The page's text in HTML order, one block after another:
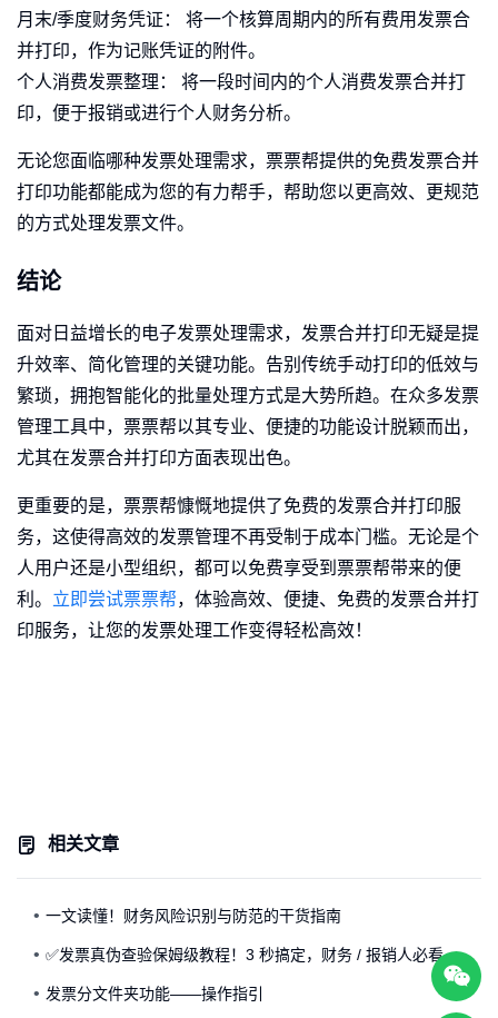
月末/季度财务凭证： 将一个核算周期内的所有费用发票合
并打印，作为记账凭证的附件。
个人消费发票整理： 将一段时间内的个人消费发票合并打
印，便于报销或进行个人财务分析。
无论您面临哪种发票处理需求，票票帮提供的免费发票合并
打印功能都能成为您的有力帮手，帮助您以更高效、更规范
的方式处理发票文件。
结论
面对日益增长的电子发票处理需求，发票合并打印无疑是提
升效率、简化管理的关键功能。告别传统手动打印的低效与
繁琐，拥抱智能化的批量处理方式是大势所趋。在众多发票
管理工具中，票票帮以其专业、便捷的功能设计脱颖而出，
尤其在发票合并打印方面表现出色。
更重要的是，票票帮慷慨地提供了免费的发票合并打印服
务，这使得高效的发票管理不再受制于成本门槛。无论是个
人用户还是小型组织，都可以免费享受到票票帮带来的便
利。 立即尝试票票帮，体验高效、便捷、免费的发票合并打
印服务，让您的发票处理工作变得轻松高效！
相关文章
一文读懂！财务风险识别与防范的干货指南
✅发票真伪查验保姆级教程！3 秒搞定，财务 / 报销人必看
发票分文件夹功能——操作指引